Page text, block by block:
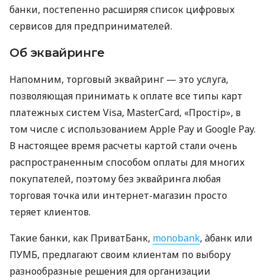
банки, постепенно расширяя список цифровых
сервисов для предпринимателей.
Об эквайринге
Напомним, торговый эквайринг — это услуга,
позволяющая принимать к оплате все типы карт
платежных систем Visa, MasterCard, «Простір», в
том числе с использованием Apple Pay и Google Pay.
В настоящее время расчеты картой стали очень
распространенным способом оплаты для многих
покупателей, поэтому без эквайринга любая
торговая точка или интернет-магазин просто
теряет клиентов.
Такие банки, как ПриватБанк, monobank, àбанк или
ПУМБ, предлагают своим клиентам по выбору
разнообразные решения для организации